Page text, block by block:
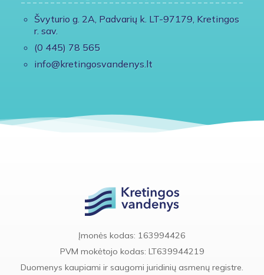
Švyturio g. 2A, Padvarių k. LT-97179, Kretingos
r. sav.
(0 445) 78 565
info@kretingosvandenys.lt
Įmonės kodas: 163994426
PVM mokėtojo kodas: LT639944219
Duomenys kaupiami ir saugomi juridinių asmenų registre.